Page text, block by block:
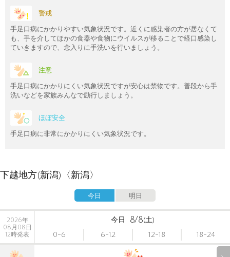
警戒
手足口病にかかりやすい気象状況です。近くに感染者の方が居なくて
も、手を介してほかの食器や食物にウイルスが移ることで経口感染し
ていきますので、念入りに手洗いを行いましょう。
注意
手足口病にかかりにくい気象状況ですが安心は禁物です。普段から手
洗いなどを家族みんなで励行しましょう。
ほぼ安全
手足口病に非常にかかりにくい気象状況です。
下越地方(新潟)〈新潟〉
今日 明日
2026年
08月08日
12時発表
今日 8/8(土)
0-6
6-12 12-18 18-24